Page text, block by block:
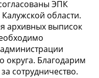
ЭПК
области.
архивных выписок
округа. Благодарим
сотрудничество.